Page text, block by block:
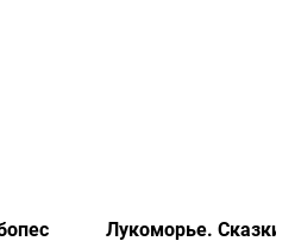
Лукоморье. Сказки